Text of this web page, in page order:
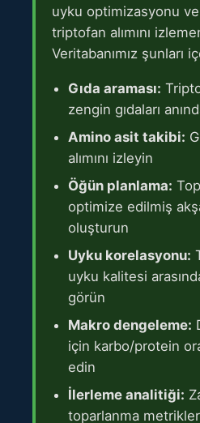
uyku optimizasyonu
triptofan alımını
Veritabanımız şunları
Gıda araması:
zengin gıdaları
Amino asit takibi:
alımını izleyin
Öğün planlama:
optimize edilmiş
oluşturun
Uyku korelasyonu:
uyku kalitesi
görün
Makro dengeleme:
için karbo/protein
edin
İlerleme analitiği:
toparlanma